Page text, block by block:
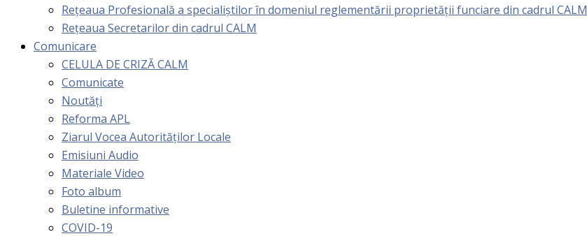
Reţeaua Profesională a specialiştilor în domeniul reglementării proprietăţii funciare din cadrul CALM
Rețeaua Secretarilor din cadrul CALM
Comunicare
CELULA DE CRIZĂ CALM
Comunicate
Noutăți
Reforma APL
Ziarul Vocea Autorităților Locale
Emisiuni Audio
Materiale Video
Foto album
Buletine informative
COVID-19